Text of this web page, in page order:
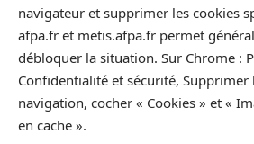
navigateur et supprimer les cookies
afpa.fr et metis.afpa.fr permet
débloquer la situation. Sur Chrome :
Confidentialité et sécurité, Supprimer
navigation, cocher « Cookies » et «
en cache ».